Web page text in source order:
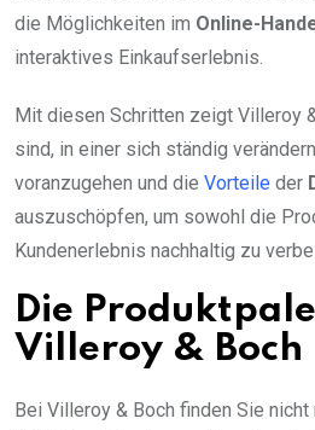
die Möglichkeiten im Online-
interaktives Einkaufserlebnis.
Mit diesen Schritten zeigt Villeroy
sind, in einer sich ständig
voranzugehen und die Vorteile der
auszuschöpfen, um sowohl die
Kundenerlebnis nachhaltig zu
Die
Villeroy & Boch
Bei Villeroy & Boch finden Sie